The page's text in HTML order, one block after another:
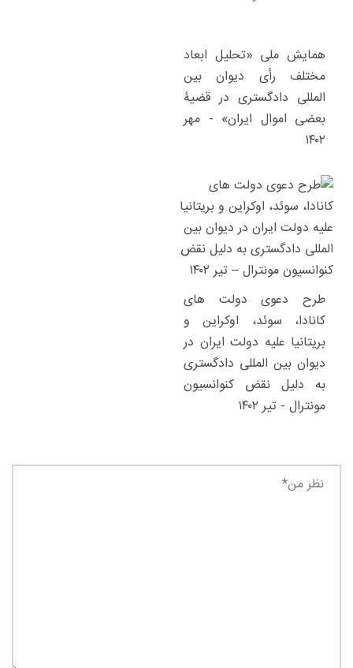
همایش ملی «تحلیل ابعاد
مختلف رأی دیوان بین
المللی دادگستری در قضیۀ
بعضی اموال ایران» - مهر
۱۴۰۲
طرح دعوی دولت های
کانادا، سوئد، اوکراین و
بریتانیا علیه دولت ایران در
دیوان بین المللی دادگستری
به دلیل نقض کنوانسیون
مونترال - تیر ۱۴۰۲